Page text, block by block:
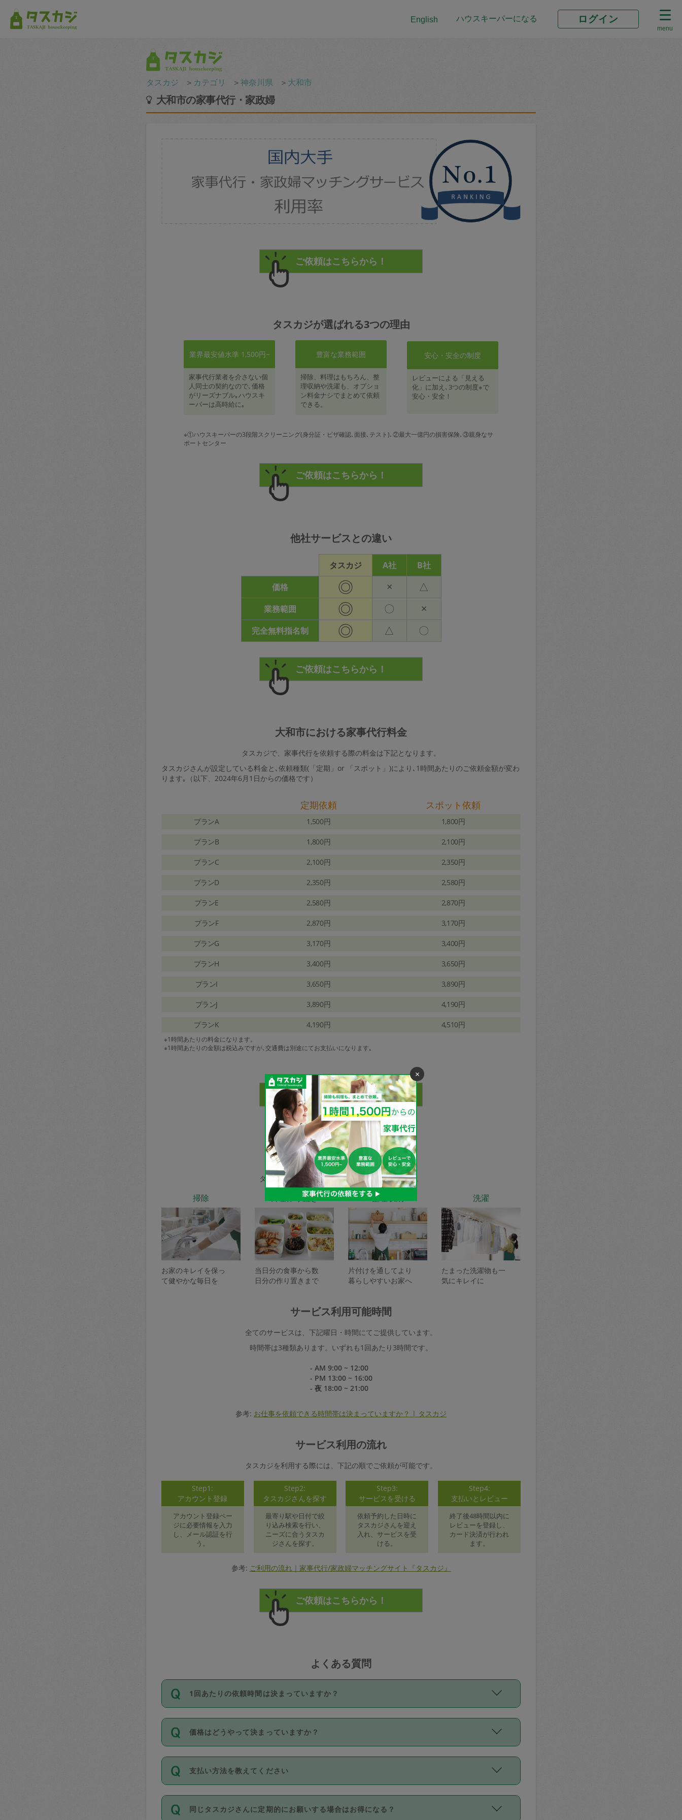
English ハウスキーパーになる ログイン
menu
タスカジ ＞ カテゴリ ＞神奈川県 ＞ 大和市
大和市の家事代行・家政婦
タスカジが選ばれる3つの理由
業界最安値水準 1,500円~
家事代行業者を介さない個
人同士の契約なので､価格
がリーズナブル｡ハウスキ
ーパーは高時給に｡
豊富な業務範囲
掃除、料理はもちろん、整
理収納や洗濯も、オプショ
ン料金ナシでまとめて依頼
できる。
安心・安全の制度
レビューによる「見える
化」に加え､3つの制度※で
安心・安全！
※①ハウスキーパーの3段階スクリーニング(身分証・ビザ確認､面接､テスト)､②最大一億円の損害保険､③親身なサ
ポートセンター
他社サービスとの違い
タスカジ A社
B社
価格
◎ × △
業務範囲 ◎ 〇 ×
完全無料指名制 ◎ △ 〇
大和市における家事代行料金
タスカジで、家事代行を依頼する際の料金は下記となります。
タスカジさんが設定している料金と､依頼種類(「定期」or 「スポット」)により､1時間あたりのご依頼金額が変わ
ります｡（以下、2024年6月1日からの価格です）
定期依頼 スポット依頼
プランA 1,500円 1,800円
プランB 1,800円 2,100円
プランC 2,100円 2,350円
プランD 2,350円 2,580円
プランE 2,580円 2,870円
プランF 2,870円 3,170円
プランG 3,170円 3,400円
プランH 3,400円 3,650円
プランI 3,650円 3,890円
プランJ 3,890円 4,190円
プランK 4,190円 4,510円
※1時間あたりの料金になります。
※1時間あたりの金額は税込みですが､交通費は別途にてお支払いになります｡
家事代行サービスの種類
タスカジで依頼できるサービスは下記となります。
掃除
お家のキレイを保っ
て健やかな毎日を
料理作り置き
当日分の食事から数
日分の作り置きまで
整理収納
片付けを通してより
暮らしやすいお家へ
洗濯
たまった洗濯物も一
気にキレイに
サービス利用可能時間
全てのサービスは、下記曜日・時間にてご提供しています。
時間帯は3種類あります。いずれも1回あたり3時間です。
- AM 9:00 ~ 12:00
- PM 13:00 ~ 16:00
- 夜 18:00 ~ 21:00
参考: お仕事を依頼できる時間帯は決まっていますか？ | タスカジ
サービス利用の流れ
タスカジを利用する際には、下記の順でご依頼が可能です。
Step1:
アカウント登録
アカウント登録ペー
ジに必要情報を入力
し、メール認証を行
う。
Step2:
タスカジさんを探す
最寄り駅や日付で絞
り込み検索を行い、
ニーズに合うタスカ
ジさんを探す。
Step3:
サービスを受ける
依頼予約した日時に
タスカジさんを迎え
入れ、サービスを受
ける。
Step4:
支払いとレビュー
終了後48時間以内に
レビューを登録し、
カード決済が行われ
ます。
参考: ご利用の流れ｜家事代行/家政婦マッチングサイト『タスカジ』
よくある質問
1回あたりの依頼時間は決まっていますか？
依頼1回につき3時間固定です。3時間を超えて依頼したい場合は、延長機能をご利用くださ
い。機能をご利用いただくには、タスカジさんに事前に相談し、合意の上事前申請すること
が必要です。なお、3時間を下回っても、値引き等はございません。
価格はどうやって決まっていますか？
11種類の価格帯の中からタスカジさん自身が価格を選んで設定しています。
タスカジさんの価格設定には最初は制限があり、レビュー件数、レビューの平均値、などで
除々に設定可能な最高額が上がっていく仕組みになっています。
支払い方法を教えてください
お支払方法はクレジットカード（Visa／Master／JCB／AMERICAN EXPRESS／Diners
Club）のみとなります。
同じタスカジさんに定期的にお願いする場合はお得になる？
×